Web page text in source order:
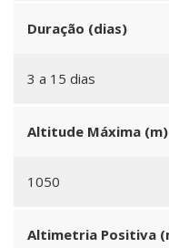
Duração (dias)
3 a 15 dias
Altitude Máxima (m)
1050
Altimetria Positiva